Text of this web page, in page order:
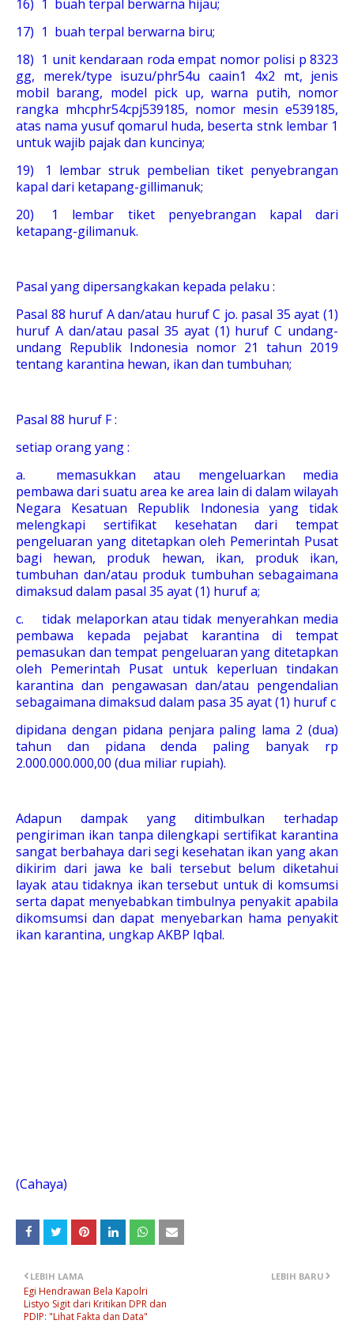
16) 1 buah terpal berwarna hijau;
17) 1 buah terpal berwarna biru;
18) 1 unit kendaraan roda empat nomor polisi p 8323
gg, merek/type isuzu/phr54u caain1 4x2 mt, jenis
mobil barang, model pick up, warna putih, nomor
rangka mhcphr54cpj539185, nomor mesin e539185,
atas nama yusuf qomarul huda, beserta stnk lembar 1
untuk wajib pajak dan kuncinya;
19)
1 lembar struk pembelian tiket penyebrangan
kapal dari ketapang-gillimanuk;
20)
1 lembar tiket penyebrangan kapal dari
ketapang-gilimanuk.
Pasal yang dipersangkakan kepada pelaku :
Pasal 88 huruf A dan/atau huruf C jo. pasal 35 ayat (1)
huruf A dan/atau pasal 35 ayat (1) huruf C undang-
undang Republik Indonesia nomor 21 tahun 2019
tentang karantina hewan, ikan dan tumbuhan;
Pasal 88 huruf F :
setiap orang yang :
a.
memasukkan atau mengeluarkan media
pembawa dari suatu area ke area lain di dalam wilayah
Negara Kesatuan Republik Indonesia yang tidak
melengkapi sertifikat kesehatan dari tempat
pengeluaran yang ditetapkan oleh Pemerintah Pusat
bagi hewan, produk hewan, ikan, produk ikan,
tumbuhan dan/atau produk tumbuhan sebagaimana
dimaksud dalam pasal 35 ayat (1) huruf a;
c.
tidak melaporkan atau tidak menyerahkan media
pembawa kepada pejabat karantina di tempat
pemasukan dan tempat pengeluaran yang ditetapkan
oleh Pemerintah Pusat untuk keperluan tindakan
karantina dan pengawasan dan/atau pengendalian
sebagaimana dimaksud dalam pasa 35 ayat (1) huruf c
dipidana dengan pidana penjara paling lama 2 (dua)
tahun dan pidana denda paling banyak rp
2.000.000.000,00 (dua miliar rupiah).
Adapun dampak yang ditimbulkan terhadap
pengiriman ikan tanpa dilengkapi sertifikat karantina
sangat berbahaya dari segi kesehatan ikan yang akan
dikirim dari jawa ke bali tersebut belum diketahui
layak atau tidaknya ikan tersebut untuk di komsumsi
serta dapat menyebabkan timbulnya penyakit apabila
dikomsumsi dan dapat menyebarkan hama penyakit
ikan karantina, ungkap AKBP Iqbal.
(Cahaya)
LEBIH BARU
LEBIH LAMA
Egi Hendrawan Bela Kapolri
Listyo Sigit dari Kritikan DPR dan
PDIP: "Lihat Fakta dan Data"